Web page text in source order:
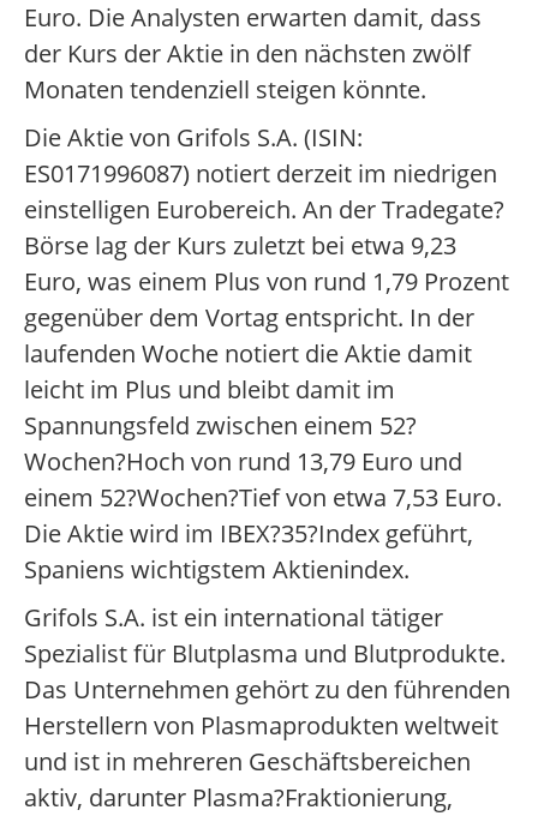
Euro. Die Analysten erwarten damit, dass
der Kurs der Aktie in den nächsten zwölf
Monaten tendenziell steigen könnte.
Die Aktie von Grifols S.A. (ISIN:
ES0171996087) notiert derzeit im niedrigen
einstelligen Eurobereich. An der Tradegate?
Börse lag der Kurs zuletzt bei etwa 9,23
Euro, was einem Plus von rund 1,79 Prozent
gegenüber dem Vortag entspricht. In der
laufenden Woche notiert die Aktie damit
leicht im Plus und bleibt damit im
Spannungsfeld zwischen einem 52?
Wochen?Hoch von rund 13,79 Euro und
einem 52?Wochen?Tief von etwa 7,53 Euro.
Die Aktie wird im IBEX?35?Index geführt,
Spaniens wichtigstem Aktienindex.
Grifols S.A. ist ein international tätiger
Spezialist für Blutplasma und Blutprodukte.
Das Unternehmen gehört zu den führenden
Herstellern von Plasmaprodukten weltweit
und ist in mehreren Geschäftsbereichen
aktiv, darunter Plasma?Fraktionierung,